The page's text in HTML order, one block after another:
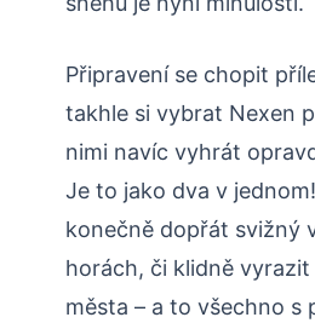
Připravení se chopit
takhle si vybrat Nexen
nimi navíc vyhrát
Je to jako dva v
konečně dopřát svižný
horách, či klidně
města – a to všechno s